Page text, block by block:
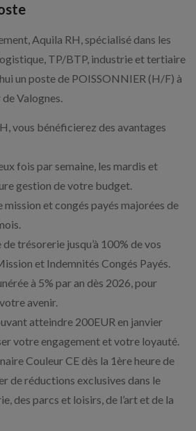
Aquila RH, spécialisé dans les
TP/BTP, industrie et tertiaire
un poste de POISSONNIER (H/F) à
Valognes.
vous bénéficierez des avantages
fois par semaine, les mardis et
gestion de votre budget.
mission et congés payés majorées de
trésorerie jusqu’à 100% de vos
et Indemnités Congés Payés.
à 5% par an dès 2026, pour
avenir.
atteindre 200EUR en janvier
votre engagement et votre loyauté.
Couleur CE dès la 1ère heure de
de réductions exclusives dans le
des parcs et loisirs, de l’art et de la